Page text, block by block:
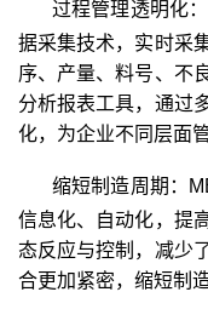
过程管理透明化
据采集技术，实时采
序、产量、料号、不
分析报表工具，通过
化，为企业不同层面
缩短制造周期：
信息化、自动化，提
态反应与控制，减少
合更加紧密，缩短制